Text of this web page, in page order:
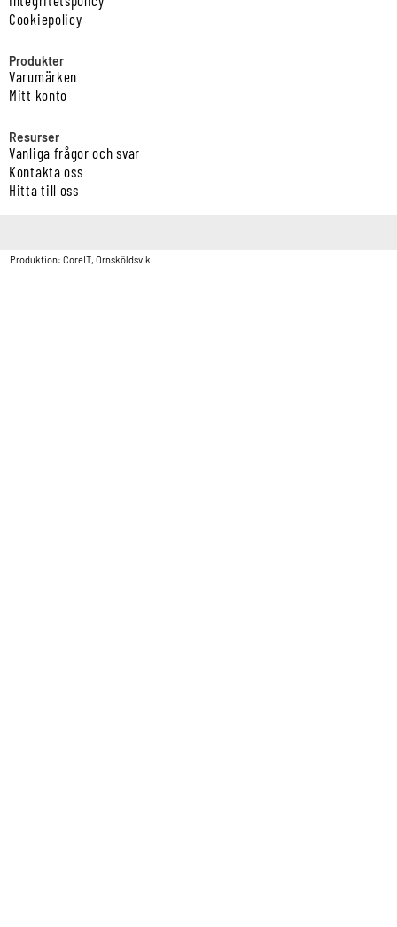
Cookiepolicy
Produkter
Varumärken
Mitt konto
Resurser
Vanliga frågor och svar
Kontakta oss
Hitta till oss
Produktion: CoreIT, Örnsköldsvik